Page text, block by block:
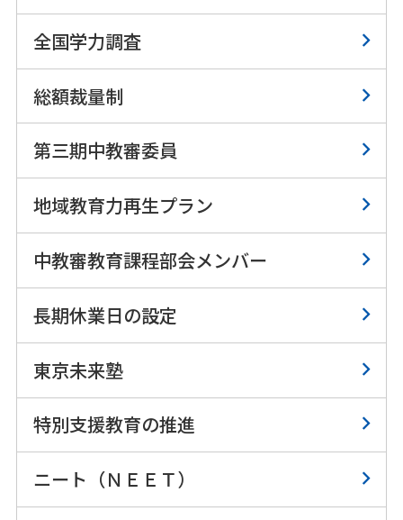
全国学力調査
総額裁量制
第三期中教審委員
地域教育力再生プラン
中教審教育課程部会メンバー
長期休業日の設定
東京未来塾
特別支援教育の推進
ニート（ＮＥＥＴ）